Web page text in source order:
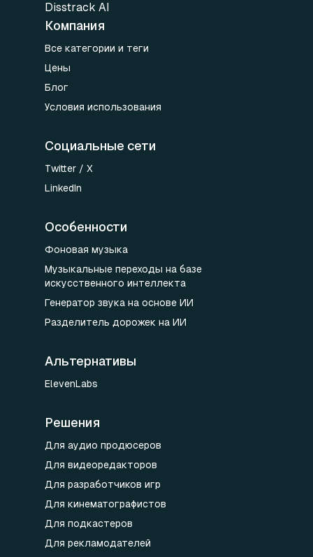
Disstrack AI
Компания
Все категории и теги
Цены
Блог
Условия использования
Социальные сети
Twitter / X
LinkedIn
Особенности
Фоновая музыка
Музыкальные переходы на базе
искусственного интеллекта
Генератор звука на основе ИИ
Разделитель дорожек на ИИ
Альтернативы
ElevenLabs
Решения
Для аудио продюсеров
Для видеоредакторов
Для разработчиков игр
Для кинематографистов
Для подкастеров
Для рекламодателей